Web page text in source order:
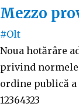
Mezzo
#Olt
Noua hotărâre
privind normele
ordine publică
12364323